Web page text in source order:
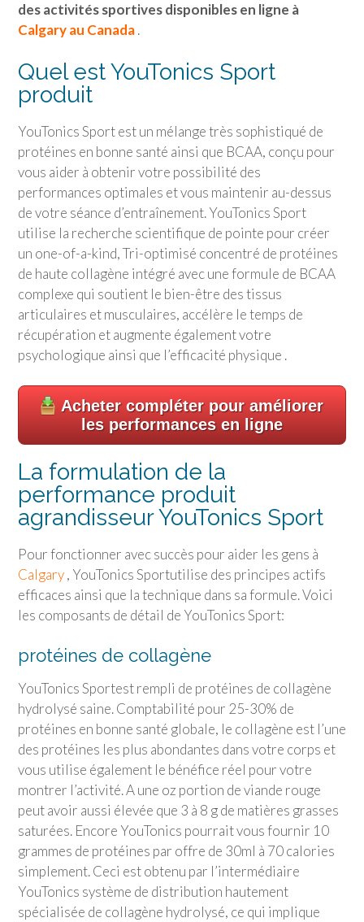
des activités sportives disponibles en ligne à
Calgary au Canada.
Quel estYouTonics Sport
produit
YouTonics Sportest un mélange très sophistiqué de
protéines en bonne santé ainsi que BCAA, conçu pour
vous aider à obtenir votre possibilité des
performances optimales et vous maintenir au-dessus
de votre séance d’entraînement.YouTonics Sport
utilise la recherche scientifique de pointe pour créer
un one-of-a-kind, Tri-optimisé concentré de protéines
de haute collagène intégré avec une formule de BCAA
complexe qui soutient le bien-être des tissus
articulaires et musculaires, accélère le temps de
récupération et augmente également votre
psychologique ainsi que l’efficacité physique .
Acheter compléter pour améliorer
les performances en ligne
La formulation de la
performance produit
agrandisseurYouTonics Sport
Pour fonctionner avec succès pour aider les gens à
Calgary, YouTonics Sportutilise des principes actifs
efficaces ainsi que la technique dans sa formule. Voici
les composants de détail de YouTonics Sport:
protéines de collagène
YouTonics Sportest rempli de protéines de collagène
hydrolysé saine. Comptabilité pour 25-30% de
protéines en bonne santé globale, le collagène est l’une
des protéines les plus abondantes dans votre corps et
vous utilise également le bénéfice réel pour votre
montrer l’activité. A une oz portion de viande rouge
peut avoir aussi élevée que 3 à 8 g de matières grasses
saturées. Encore YouTonics pourrait vous fournir 10
grammes de protéines par offre de 30ml à 70 calories
simplement. Ceci est obtenu par l’intermédiaire
YouTonics système de distribution hautement
spécialisée de collagène hydrolysé, ce qui implique